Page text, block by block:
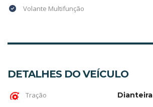
Volante Multifunção
DETALHES DO VEÍCULO
Tração Dianteira